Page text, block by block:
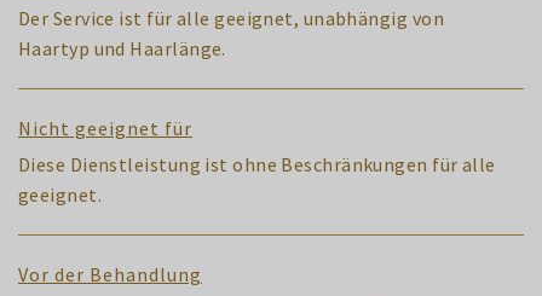
Der Service ist für alle geeignet, unabhängig von
Haartyp und Haarlänge.
Nicht geeignet für
Diese Dienstleistung ist ohne Beschränkungen für alle
geeignet.
Vor der Behandlung